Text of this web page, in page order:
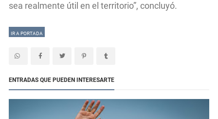
sea realmente útil en el territorio”, concluyó.
IR A PORTADA
ENTRADAS QUE PUEDEN INTERESARTE